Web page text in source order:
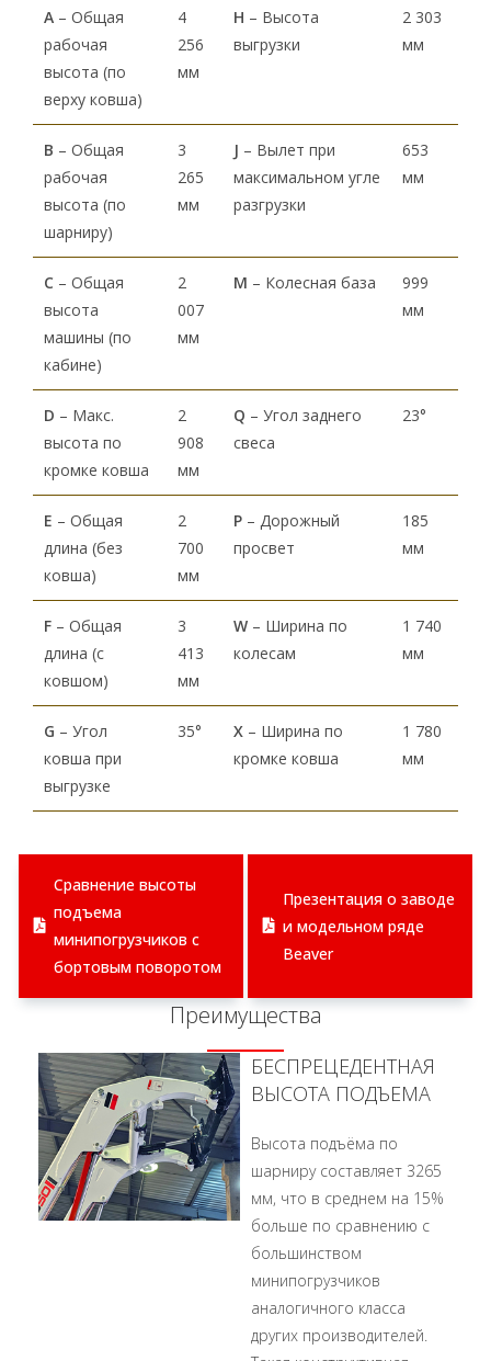
А – Общая
рабочая
высота (по
верху ковша)
4
256
мм
H – Высота
выгрузки
2 303
мм
В – Общая
рабочая
высота (по
шарниру)
3
265
мм
J – Вылет при
максимальном угле
разгрузки
653
мм
С – Общая
высота
машины (по
кабине)
2
007
мм
M – Колесная база
999
мм
D – Макс.
высота по
кромке ковша
2
908
мм
Q – Угол заднего
свеса
23°
Е – Общая
длина (без
ковша)
2
700
мм
P – Дорожный
просвет
185
мм
F – Общая
длина (с
ковшом)
3
413
мм
W – Ширина по
колесам
1 740
мм
G – Угол
ковша при
выгрузке
35° X – Ширина по
кромке ковша
1 780
мм
Сравнение высоты
подъема
минипогрузчиков с
бортовым поворотом
Презентация о заводе
и модельном ряде
Beaver
Преимущества
БЕСПРЕЦЕДЕНТНАЯ
ВЫСОТА ПОДЪЕМА
Высота подъёма по
шарниру составляет 3265
мм, что в среднем на 15%
больше по сравнению с
большинством
минипогрузчиков
аналогичного класса
других производителей.